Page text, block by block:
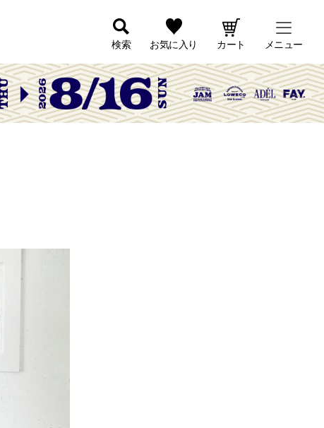
検索 お気に入り カート メニュー